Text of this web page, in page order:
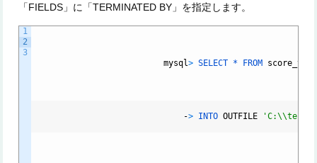
「FIELDS」に「TERMINATED BY」を指定します。
1
2
3
mysql> SELECT * FROM
-> INTO OUTFILE